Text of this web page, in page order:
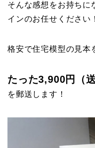
そんな感想をお持ちに
インのお任せください！
格安で住宅模型の見本
たった3,900円（
を郵送します！